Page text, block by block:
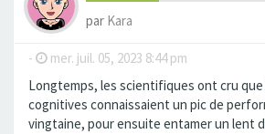
par Kara
- mer. juil. 05, 2023 8:44 pm
Longtemps, les scientifiques ont cru
cognitives connaissaient un pic de
vingtaine, pour ensuite entamer un lent